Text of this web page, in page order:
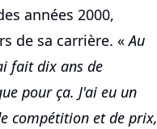
années 2000,
de sa carrière. «Au
fait dix ans de
pour ça. J'ai eu un
compétition et de prix,